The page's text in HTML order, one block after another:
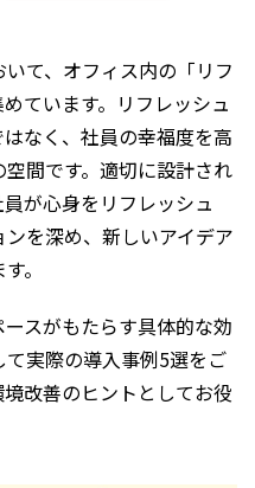
て、オフィス内の「リフ
ています。リフレッシュ
なく、社員の幸福度を高
間です。適切に設計され
が心身をリフレッシュ
を深め、新しいアイデア
。
スがもたらす具体的な効
実際の導入事例5選をご
改善のヒントとしてお役